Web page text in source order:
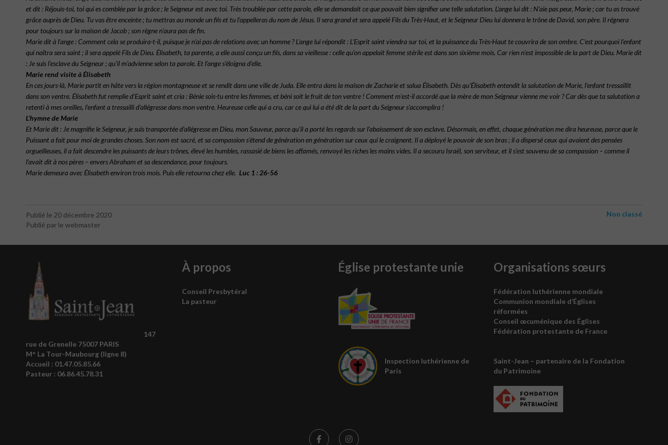
et dit : Réjouis-toi, toi qui es comblée par la grâce ; le Seigneur est avec toi. Très troublée par cette parole, elle se demandait ce que pouvait bien signifier une telle salutation. L’ange lui dit : N’aie pas peur, Marie ; car tu as trouvé
grâce auprès de Dieu. Tu vas être enceinte ; tu mettras au monde un fils et tu l’appelleras du nom de Jésus. Il sera grand et sera appelé Fils du Très-Haut, et le Seigneur Dieu lui donnera le trône de David, son père. Il régnera
pour toujours sur la maison de Jacob ; son règne n’aura pas de fin.
Marie dit à l’ange : Comment cela se produira-t-il, puisque je n’ai pas de relations avec un homme ? L’ange lui répondit : L’Esprit saint viendra sur toi, et la puissance du Très-Haut te couvrira de son ombre. C’est pourquoi l’enfant
qui naîtra sera saint ; il sera appelé Fils de Dieu. Élisabeth, ta parente, a elle aussi conçu un fils, dans sa vieillesse : celle qu’on appelait femme stérile est dans son sixième mois. Car rien n’est impossible de la part de Dieu. Marie dit
: Je suis l’esclave du Seigneur ; qu’il m’advienne selon ta parole. Et l’ange s’éloigna d’elle.
Marie rend visite à Élisabeth
En ces jours-là, Marie partit en hâte vers la région montagneuse et se rendit dans une ville de Juda. Elle entra dans la maison de Zacharie et salua Élisabeth. Dès qu’Élisabeth entendit la salutation de Marie, l’enfant tressaillit
dans son ventre. Élisabeth fut remplie d’Esprit saint et cria : Bénie sois-tu entre les femmes, et béni soit le fruit de ton ventre ! Comment m’est-il accordé que la mère de mon Seigneur vienne me voir ? Car dès que ta salutation a
retenti à mes oreilles, l’enfant a tressailli d’allégresse dans mon ventre. Heureuse celle qui a cru, car ce qui lui a été dit de la part du Seigneur s’accomplira !
L’hymne de Marie
Et Marie dit : Je magnifie le Seigneur, je suis transportée d’allégresse en Dieu, mon Sauveur, parce qu’il a porté les regards sur l’abaissement de son esclave. Désormais, en effet, chaque génération me dira heureuse, parce que le
Puissant a fait pour moi de grandes choses. Son nom est sacré, et sa compassion s’étend de génération en génération sur ceux qui le craignent. Il a déployé le pouvoir de son bras ; il a dispersé ceux qui avaient des pensées
orgueilleuses, il a fait descendre les puissants de leurs trônes, élevé les humbles, rassasié de biens les affamés, renvoyé les riches les mains vides. Il a secouru Israël, son serviteur, et il s’est souvenu de sa compassion – comme il
l’avait dit à nos pères – envers Abraham et sa descendance, pour toujours.
Marie demeura avec Élisabeth environ trois mois. Puis elle retourna chez elle. Luc 1 : 26-56
Publié le 20 décembre 2020
Publié par le webmaster
Non classé
147
rue de Grenelle 75007 PARIS
M° La Tour-Maubourg (ligne 8)
Accueil : 01.47.05.85.66
Pasteur : 06.86.45.78.31
À propos
Conseil Presbytéral
La pasteur
Église protestante unie
Inspection luthérienne de
Paris
Organisations sœurs
Fédération luthérienne mondiale
Communion mondiale d’Églises
réformées
Conseil œcuménique des Églises
Fédération protestante de France
Saint-Jean – partenaire de la Fondation
du Patrimoine